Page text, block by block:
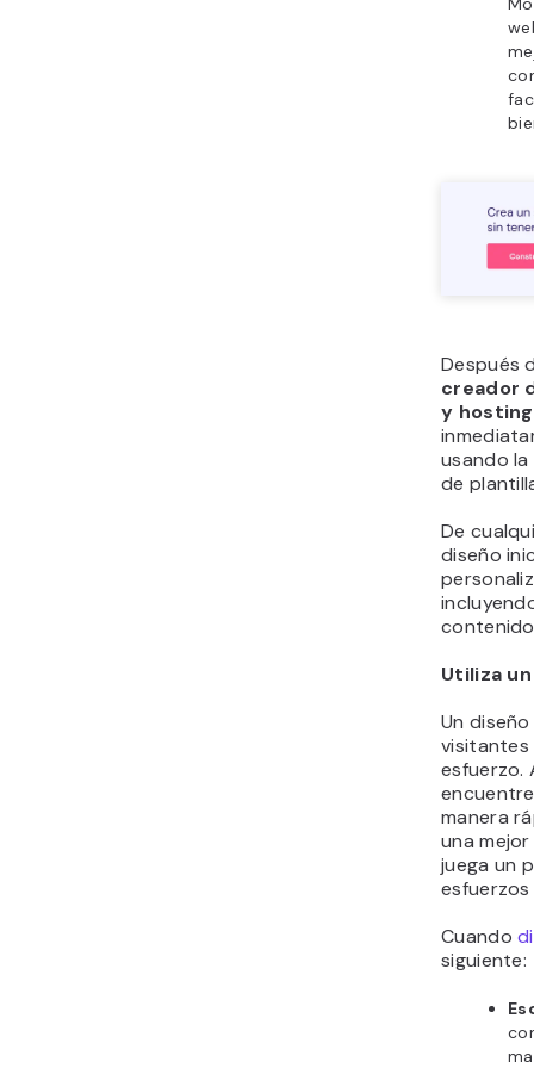
Después
creador
y
usando la
de
De
diseño
Utiliza
Un
visitantes
esfuerzo.
manera
una
juega un
Cuando
siguiente: